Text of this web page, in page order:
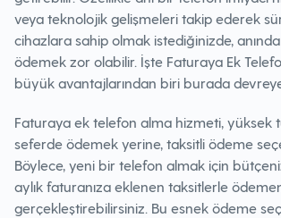
veya teknolojik gelişmeleri takip ederek
cihazlara sahip olmak istediğinizde,
ödemek zor olabilir. İşte Faturaya Ek
büyük avantajlarından biri burada
Faturaya ek telefon alma hizmeti, yüksek
seferde ödemek yerine, taksitli ödeme
Böylece, yeni bir telefon almak için
aylık faturanıza eklenen taksitlerle
gerçekleştirebilirsiniz. Bu esnek ödeme